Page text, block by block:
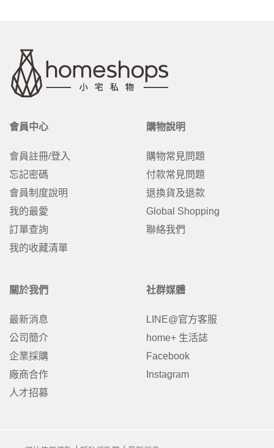
會員中心
會員註冊/登入
忘記密碼
會員制度說明
我的最愛
訂單查詢
我的收藏清單
購物說明
購物常見問題
付款常見問題
退換貨及退款
Global Shopping
聯絡我們
關於我們
最新消息
公司簡介
企業採購
廠商合作
人才招募
社群媒體
LINE@官方客服
home+ 生活誌
Facebook
Instagram